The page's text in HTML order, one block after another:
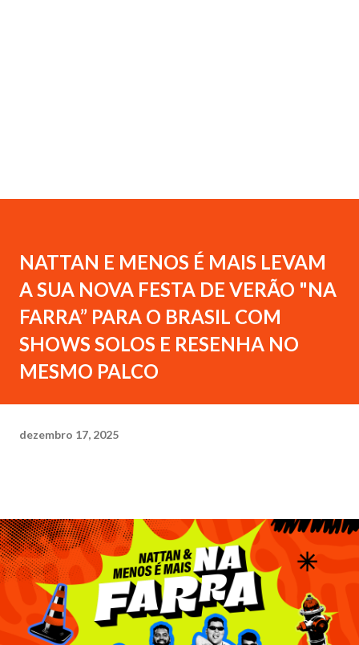
NATTAN E MENOS É MAIS LEVAM
A SUA NOVA FESTA DE VERÃO "NA
FARRA” PARA O BRASIL COM
SHOWS SOLOS E RESENHA NO
MESMO PALCO
dezembro 17, 2025